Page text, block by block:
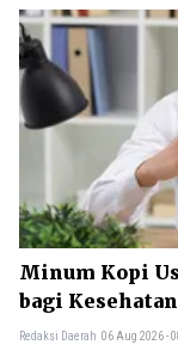
Minum Kopi
bagi
Redaksi Daerah 06 Aug 2026 -